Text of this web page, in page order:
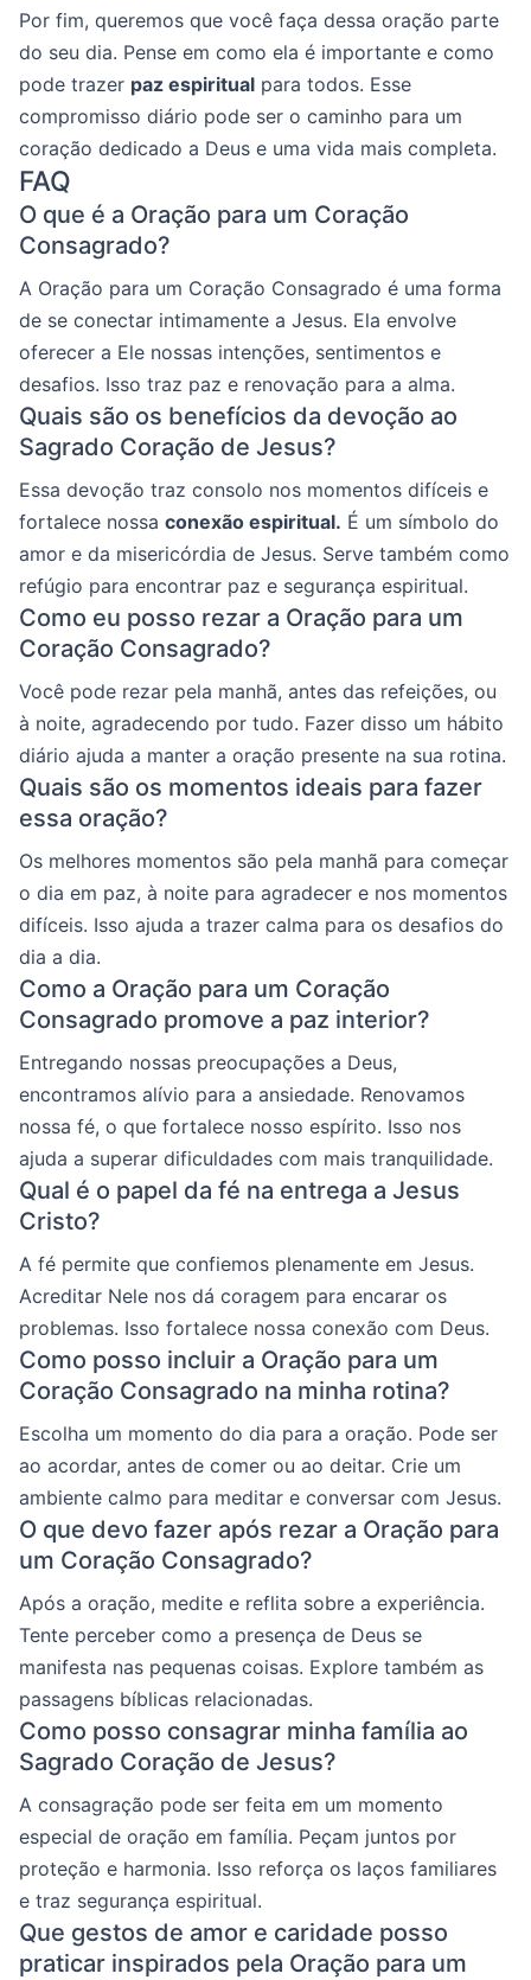
Por fim, queremos que você faça dessa oração parte
do seu dia. Pense em como ela é importante e como
pode trazer paz espiritual para todos. Esse
compromisso diário pode ser o caminho para um
coração dedicado a Deus e uma vida mais completa.
FAQ
O que é a Oração para um Coração
Consagrado?
A Oração para um Coração Consagrado é uma forma
de se conectar intimamente a Jesus. Ela envolve
oferecer a Ele nossas intenções, sentimentos e
desafios. Isso traz paz e renovação para a alma.
Quais são os benefícios da devoção ao
Sagrado Coração de Jesus?
Essa devoção traz consolo nos momentos difíceis e
fortalece nossa conexão espiritual. É um símbolo do
amor e da misericórdia de Jesus. Serve também como
refúgio para encontrar paz e segurança espiritual.
Como eu posso rezar a Oração para um
Coração Consagrado?
Você pode rezar pela manhã, antes das refeições, ou
à noite, agradecendo por tudo. Fazer disso um hábito
diário ajuda a manter a oração presente na sua rotina.
Quais são os momentos ideais para fazer
essa oração?
Os melhores momentos são pela manhã para começar
o dia em paz, à noite para agradecer e nos momentos
difíceis. Isso ajuda a trazer calma para os desafios do
dia a dia.
Como a Oração para um Coração
Consagrado promove a paz interior?
Entregando nossas preocupações a Deus,
encontramos alívio para a ansiedade. Renovamos
nossa fé, o que fortalece nosso espírito. Isso nos
ajuda a superar dificuldades com mais tranquilidade.
Qual é o papel da fé na entrega a Jesus
Cristo?
A fé permite que confiemos plenamente em Jesus.
Acreditar Nele nos dá coragem para encarar os
problemas. Isso fortalece nossa conexão com Deus.
Como posso incluir a Oração para um
Coração Consagrado na minha rotina?
Escolha um momento do dia para a oração. Pode ser
ao acordar, antes de comer ou ao deitar. Crie um
ambiente calmo para meditar e conversar com Jesus.
O que devo fazer após rezar a Oração para
um Coração Consagrado?
Após a oração, medite e reflita sobre a experiência.
Tente perceber como a presença de Deus se
manifesta nas pequenas coisas. Explore também as
passagens bíblicas relacionadas.
Como posso consagrar minha família ao
Sagrado Coração de Jesus?
A consagração pode ser feita em um momento
especial de oração em família. Peçam juntos por
proteção e harmonia. Isso reforça os laços familiares
e traz segurança espiritual.
Que gestos de amor e caridade posso
praticar inspirados pela Oração para um